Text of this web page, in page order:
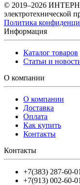
© 2019–2026
электротехнической
Политика
Информация
Каталог товаров
Статьи и
О компании
О компании
Доставка
Оплата
Как купить
Контакты
Контакты
+7(383) 287-60-01
+7(913) 002-60-01